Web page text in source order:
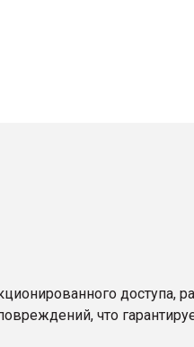
доступа,
что